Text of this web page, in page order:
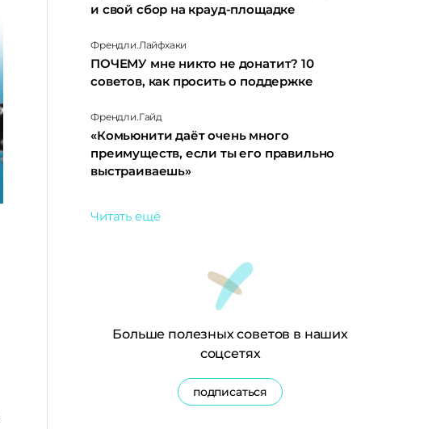
и свой сбор на крауд-площадке
Френдли.Лайфхаки
ПОЧЕМУ мне никто не донатит? 10
советов, как просить о поддержке
Френдли.Гайд
«Комьюнити даёт очень много
преимуществ, если ты его правильно
выстраиваешь»
Читать ещё
Больше полезных советов в наших
соцсетях
подписаться